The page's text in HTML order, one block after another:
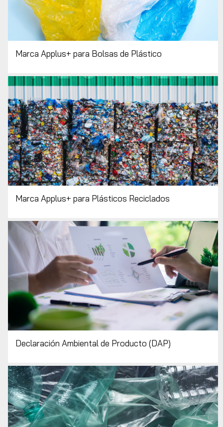
Marca Applus+ para Bolsas de Plástico
Marca Applus+ para Plásticos Reciclados
Declaración Ambiental de Producto (DAP)